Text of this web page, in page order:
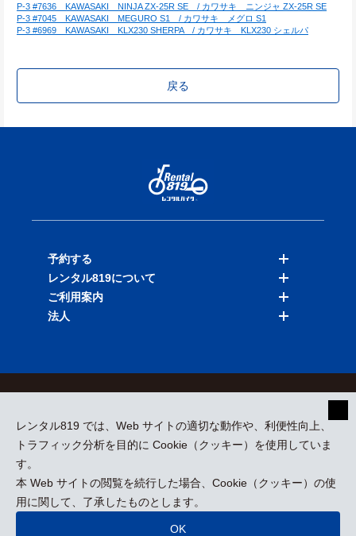
P-3 #7636　KAWASAKI　NINJA ZX-25R SE　/ カワサキ　ニンジャ ZX-25R SE
P-3 #7045　KAWASAKI　MEGURO S1　/ カワサキ　メグロ S1
P-3 #6969　KAWASAKI　KLX230 SHERPA　/ カワサキ　KLX230 シェルパ
戻る
レンタル819 では、Web サイトの適切な動作や、利便性向上、
トラフィック分析を目的に Cookie（クッキー）を使用していま
す。
本 Web サイトの閲覧を続行した場合、Cookie（クッキー）の使
用に関して、了承したものとします。
OK
予約する
バイクを探す
店舗を探す
レンタル819について
料金表
ご利用案内
法人
採用情報
プレスリリース
kizuki Rental Service © All Rights Reserved.